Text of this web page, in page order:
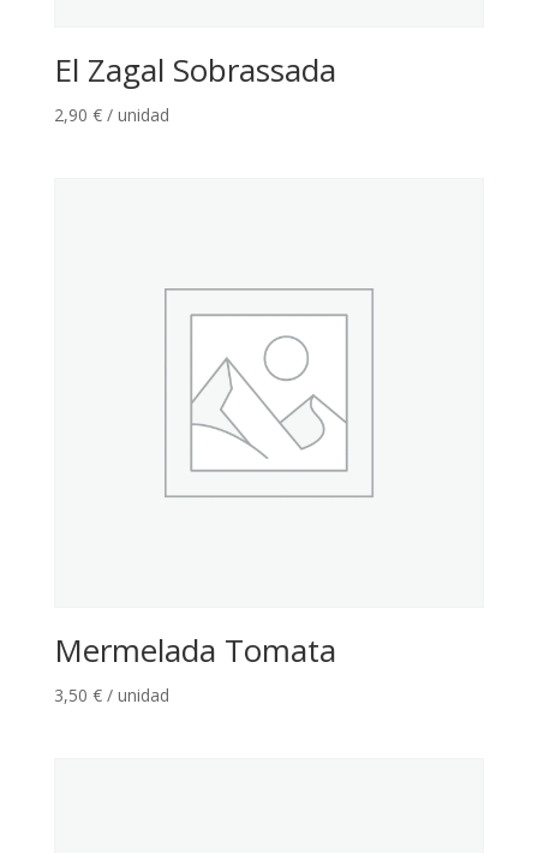
El Zagal Sobrassada
2,90 € / unidad
Mermelada Tomata
3,50 € / unidad